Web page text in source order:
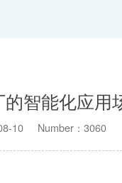
智能化应用
10 Number：3060